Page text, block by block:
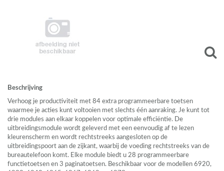
Beschrijving
Verhoog je productiviteit met 84 extra programmeerbare toetsen
waarmee je acties kunt voltooien met slechts één aanraking. Je kunt tot
drie modules aan elkaar koppelen voor optimale efficiëntie. De
uitbreidingsmodule wordt geleverd met een eenvoudig af te lezen
kleurenscherm en wordt rechtstreeks aangesloten op de
uitbreidingspoort aan de zijkant, waarbij de voeding rechtstreeks van de
bureautelefoon komt. Elke module biedt u 28 programmeerbare
functietoetsen en 3 paginatoetsen. Beschikbaar voor de modellen 6920,